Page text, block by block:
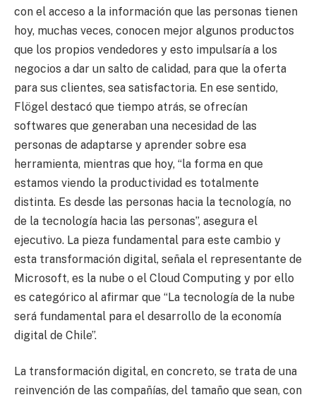
con el acceso a la información que las personas tienen
hoy, muchas veces, conocen mejor algunos productos
que los propios vendedores y esto impulsaría a los
negocios a dar un salto de calidad, para que la oferta
para sus clientes, sea satisfactoria. En ese sentido,
Flögel destacó que tiempo atrás, se ofrecían
softwares que generaban una necesidad de las
personas de adaptarse y aprender sobre esa
herramienta, mientras que hoy, “la forma en que
estamos viendo la productividad es totalmente
distinta. Es desde las personas hacia la tecnología, no
de la tecnología hacia las personas”, asegura el
ejecutivo. La pieza fundamental para este cambio y
esta transformación digital, señala el representante de
Microsoft, es la nube o el Cloud Computing y por ello
es categórico al afirmar que “La tecnología de la nube
será fundamental para el desarrollo de la economía
digital de Chile”.
La transformación digital, en concreto, se trata de una
reinvención de las compañías, del tamaño que sean, con